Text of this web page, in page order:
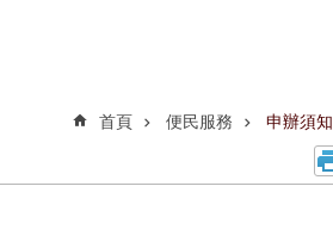
首頁 便民服務 申辦須知